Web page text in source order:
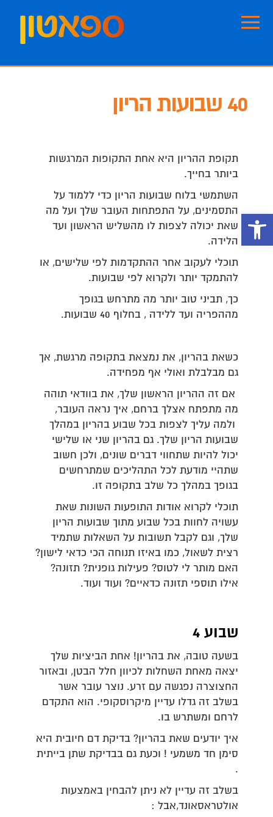
פתח סרגל נגישות
main
footer
40 שבועות הריון
תקופת ההריון היא אחת התקופות המרגשות
ביותר בחייך.
השתמשי בלוח שבועות הריון כדי ללמוד על
התסמינים, על התפתחות העובר שלך ועל מה
שאת יכולה לצפות לו מהשליש הראשון ועד
הלידה.
תוכלי לעקוב אחר ההתקדמות לפי שלישים, או
להתמקד יותר ולקרוא לפי שבועות.
כך, תביני טוב יותר מה מתרחש בגופך
מההפריה ועד ללידה , בחלוף 40 שבועות.
כשאת בהריון, את נמצאת בתקופה מרגשת, אך
גם מבלבלת ואולי אף מפחידה.
אם זה ההריון הראשון שלך, את בוודאי תוהה
מה מתפתח אצלך ברחם, איך נראה העובר,
ולמה עליך לצפות בכל שבוע בהריון במהלך
שבועות הריון שלך. גם בהריון שני או שלישי
יכול להיות שתחווי דברים שונים, ולכן חשוב
שתהיי מודעת לכל התהליכים שמתרחשים
בגופך במהלך כל שלב בתקופה זו.
תוכלי לקרוא אודות התופעות השונות שאת
עשויה לחוות בכל שבוע מתוך שבועות הריון
שלך, וגם לקבל תשובות על השאלות שתמיד
רצית לשאול, כמו באיזו תנוחה הכי כדאי לישון?
האם מותר לי לטוס? פעילות גופנית? תזונה?
אילו תוספי תזונה כדאיים? ועוד ועוד.
שבוע 4
בשעה טובה, את בהריון! אחת הביציות שלך
יצאה מאחת השחלות לכיוון חלל הבטן, ובאזור
החצוצרה נפגשה עם זרע. נוצר עובר אשר
בשלב זה גדלו עדיין מיקרוסקופי. הוא התקדם
לרחם ומשתרש בו.
איך יודעים שאת בהריון? בדיקת דם חיובית היא
סימן חד משמעי ! וכעת גם בבדיקת שתן בייתית
.
בשלב זה עדיין לא ניתן להבחין באמצעות
אולטראסאונד,אבל :